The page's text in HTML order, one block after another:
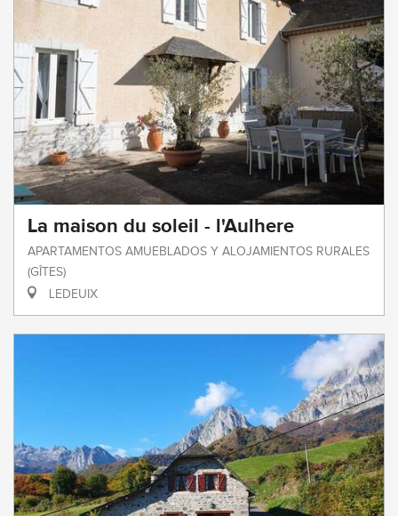
La maison du soleil - l'Aulhere
APARTAMENTOS AMUEBLADOS Y ALOJAMIENTOS RURALES
(GÎTES)
LEDEUIX